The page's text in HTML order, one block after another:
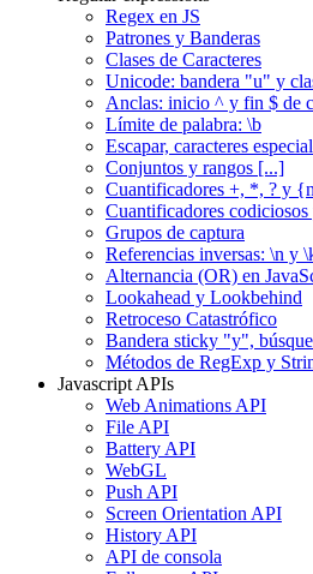
Regex en JS
Patrones y Banderas
Clases de Caracteres
Unicode: bandera "u" y
Anclas: inicio ^ y fin $ de
Límite de palabra: \b
Escapar, caracteres
Conjuntos y rangos [...]
Cuantificadores +, *, ? y
Cuantificadores codiciosos
Grupos de captura
Referencias inversas: \n y
Alternancia (OR) en
Lookahead y Lookbehind
Retroceso Catastrófico
Bandera sticky "y",
Métodos de RegExp y
Javascript APIs
Web Animations API
File API
Battery API
WebGL
Push API
Screen Orientation API
History API
API de consola